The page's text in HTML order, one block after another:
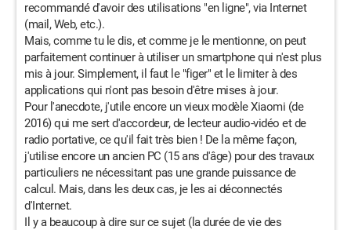
recommandé d'avoir des utilisations "en ligne", via Internet
(mail, Web, etc.).
Mais, comme tu le dis, et comme je le mentionne, on peut
parfaitement continuer à utiliser un smartphone qui n'est plus
mis à jour. Simplement, il faut le "figer" et le limiter à des
applications qui n'ont pas besoin d'être mises à jour.
Pour l'anecdote, j'utile encore un vieux modèle Xiaomi (de
2016) qui me sert d'accordeur, de lecteur audio-vidéo et de
radio portative, ce qu'il fait très bien ! De la même façon,
j'utilise encore un ancien PC (15 ans d'âge) pour des travaux
particuliers ne nécessitant pas une grande puissance de
calcul. Mais, dans les deux cas, je les ai déconnectés
d'Internet.
Il y a beaucoup à dire sur ce sujet (la durée de vie des